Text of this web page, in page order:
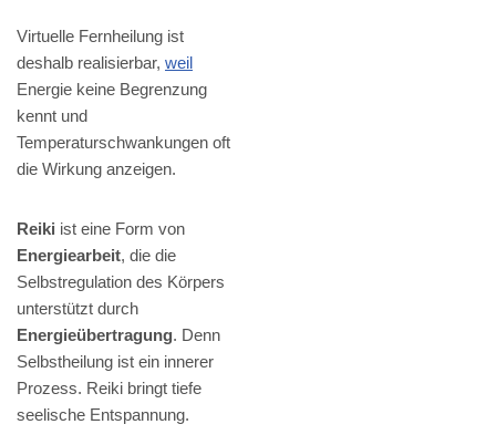
Virtuelle Fernheilung ist
deshalb realisierbar, weil
Energie keine Begrenzung
kennt und
Temperaturschwankungen oft
die Wirkung anzeigen.
Reiki ist eine Form von
Energiearbeit, die die
Selbstregulation des Körpers
unterstützt durch
Energieübertragung. Denn
Selbstheilung ist ein innerer
Prozess. Reiki bringt tiefe
seelische Entspannung.